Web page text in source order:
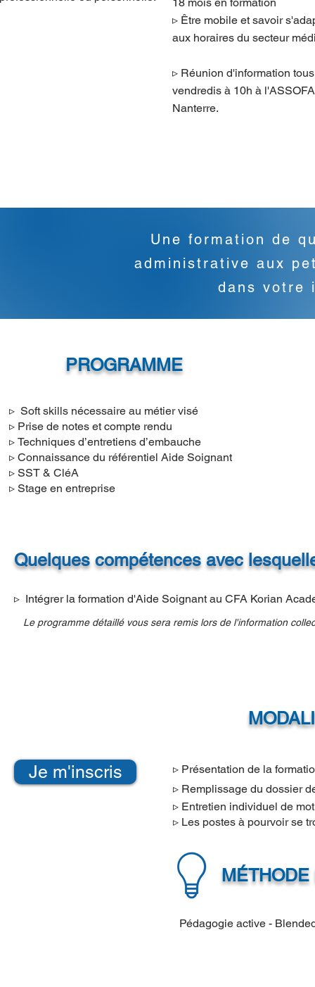
▹ Être mobile et savoir
aux horaires du secteur
▹ Réunion d'information
vendredis à 10h à
Nanterre.
Une formation de
administrative aux
dans votre
PROGRAMME
▹ Soft skills nécessaire au métier visé
▹ Prise de notes et compte rendu
▹ Techniques d’entretiens d’embauche
▹ Connaissance du référentiel Aide Soignant
▹ SST & CléA
▹ Stage en entreprise
Quelques compétences avec
▹ Intégrer la formation d'Aide Soignant au CFA Korian
Le programme détaillé vous sera remis lors de l'information
Je m'inscris
▹ Présentation de la
▹ Remplissage du dossier
▹ Entretien individuel de
▹ Les postes à pourvoir se
Pédagogie active -